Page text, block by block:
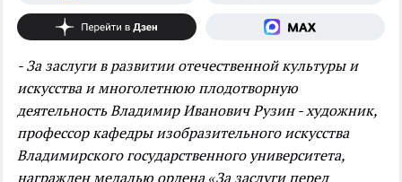
- За заслуги в развитии отечественной культуры и
искусства и многолетнюю плодотворную
деятельность Владимир Иванович Рузин - художник,
профессор кафедры изобразительного искусства
Владимирского государственного университета,
награжден медалью ордена «За заслуги перед